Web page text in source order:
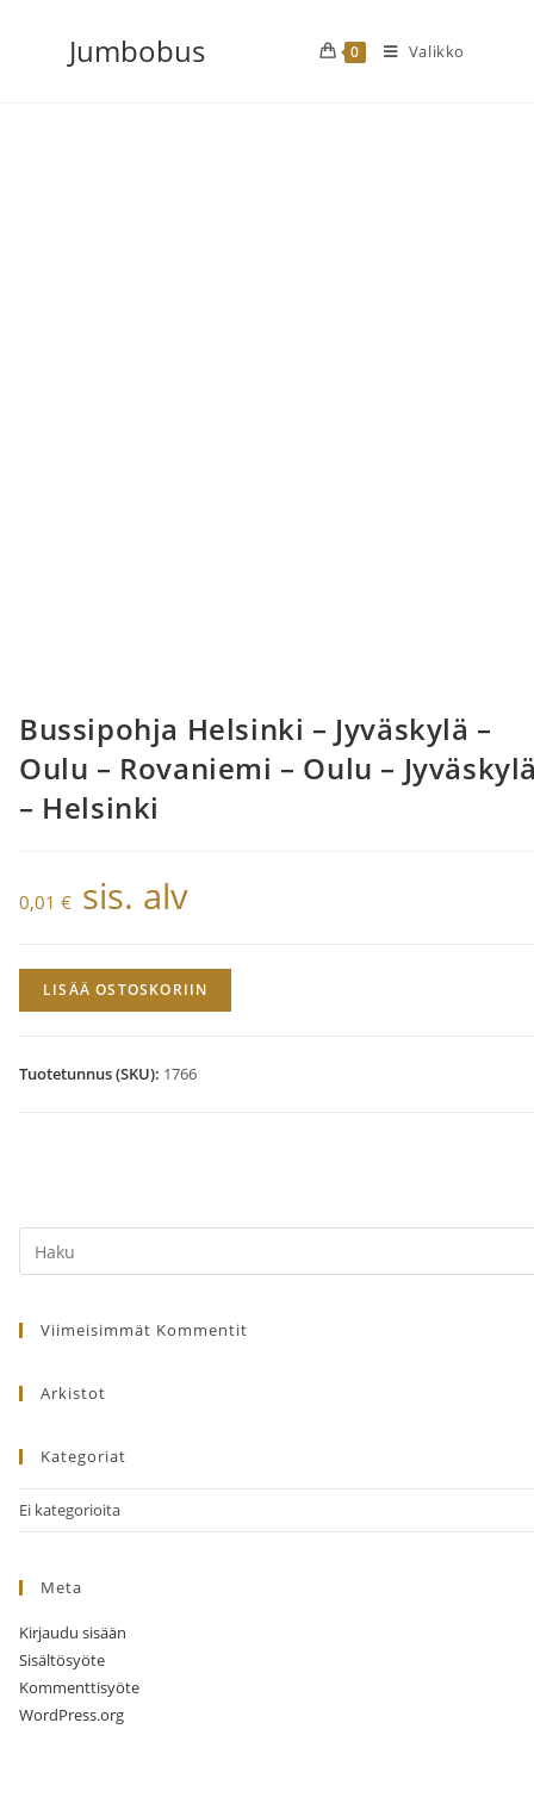
sisältöön
Jumbobus 0 Valikko
Bussipohja Helsinki – Jyväskylä –
Oulu – Rovaniemi – Oulu –
– Helsinki
0,01 € sis. alv
Bussipohja
Helsinki
Jyväskylä
Oulu
–
–
määrä
LISÄÄ OSTOSKORIIN
Tuotetunnus (SKU): 1766
Search
this
Viimeisimmät Kommentit
Arkistot
Kategoriat
Ei kategorioita
Meta
Kirjaudu sisään
Sisältösyöte
Kommenttisyöte
WordPress.org